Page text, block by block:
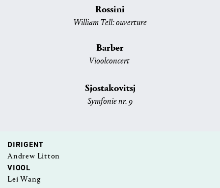
Rossini
William Tell: ouverture
Barber
Vioolconcert
Sjostakovitsj
Symfonie nr. 9
DIRIGENT
Andrew Litton
VIOOL
Lei Wang